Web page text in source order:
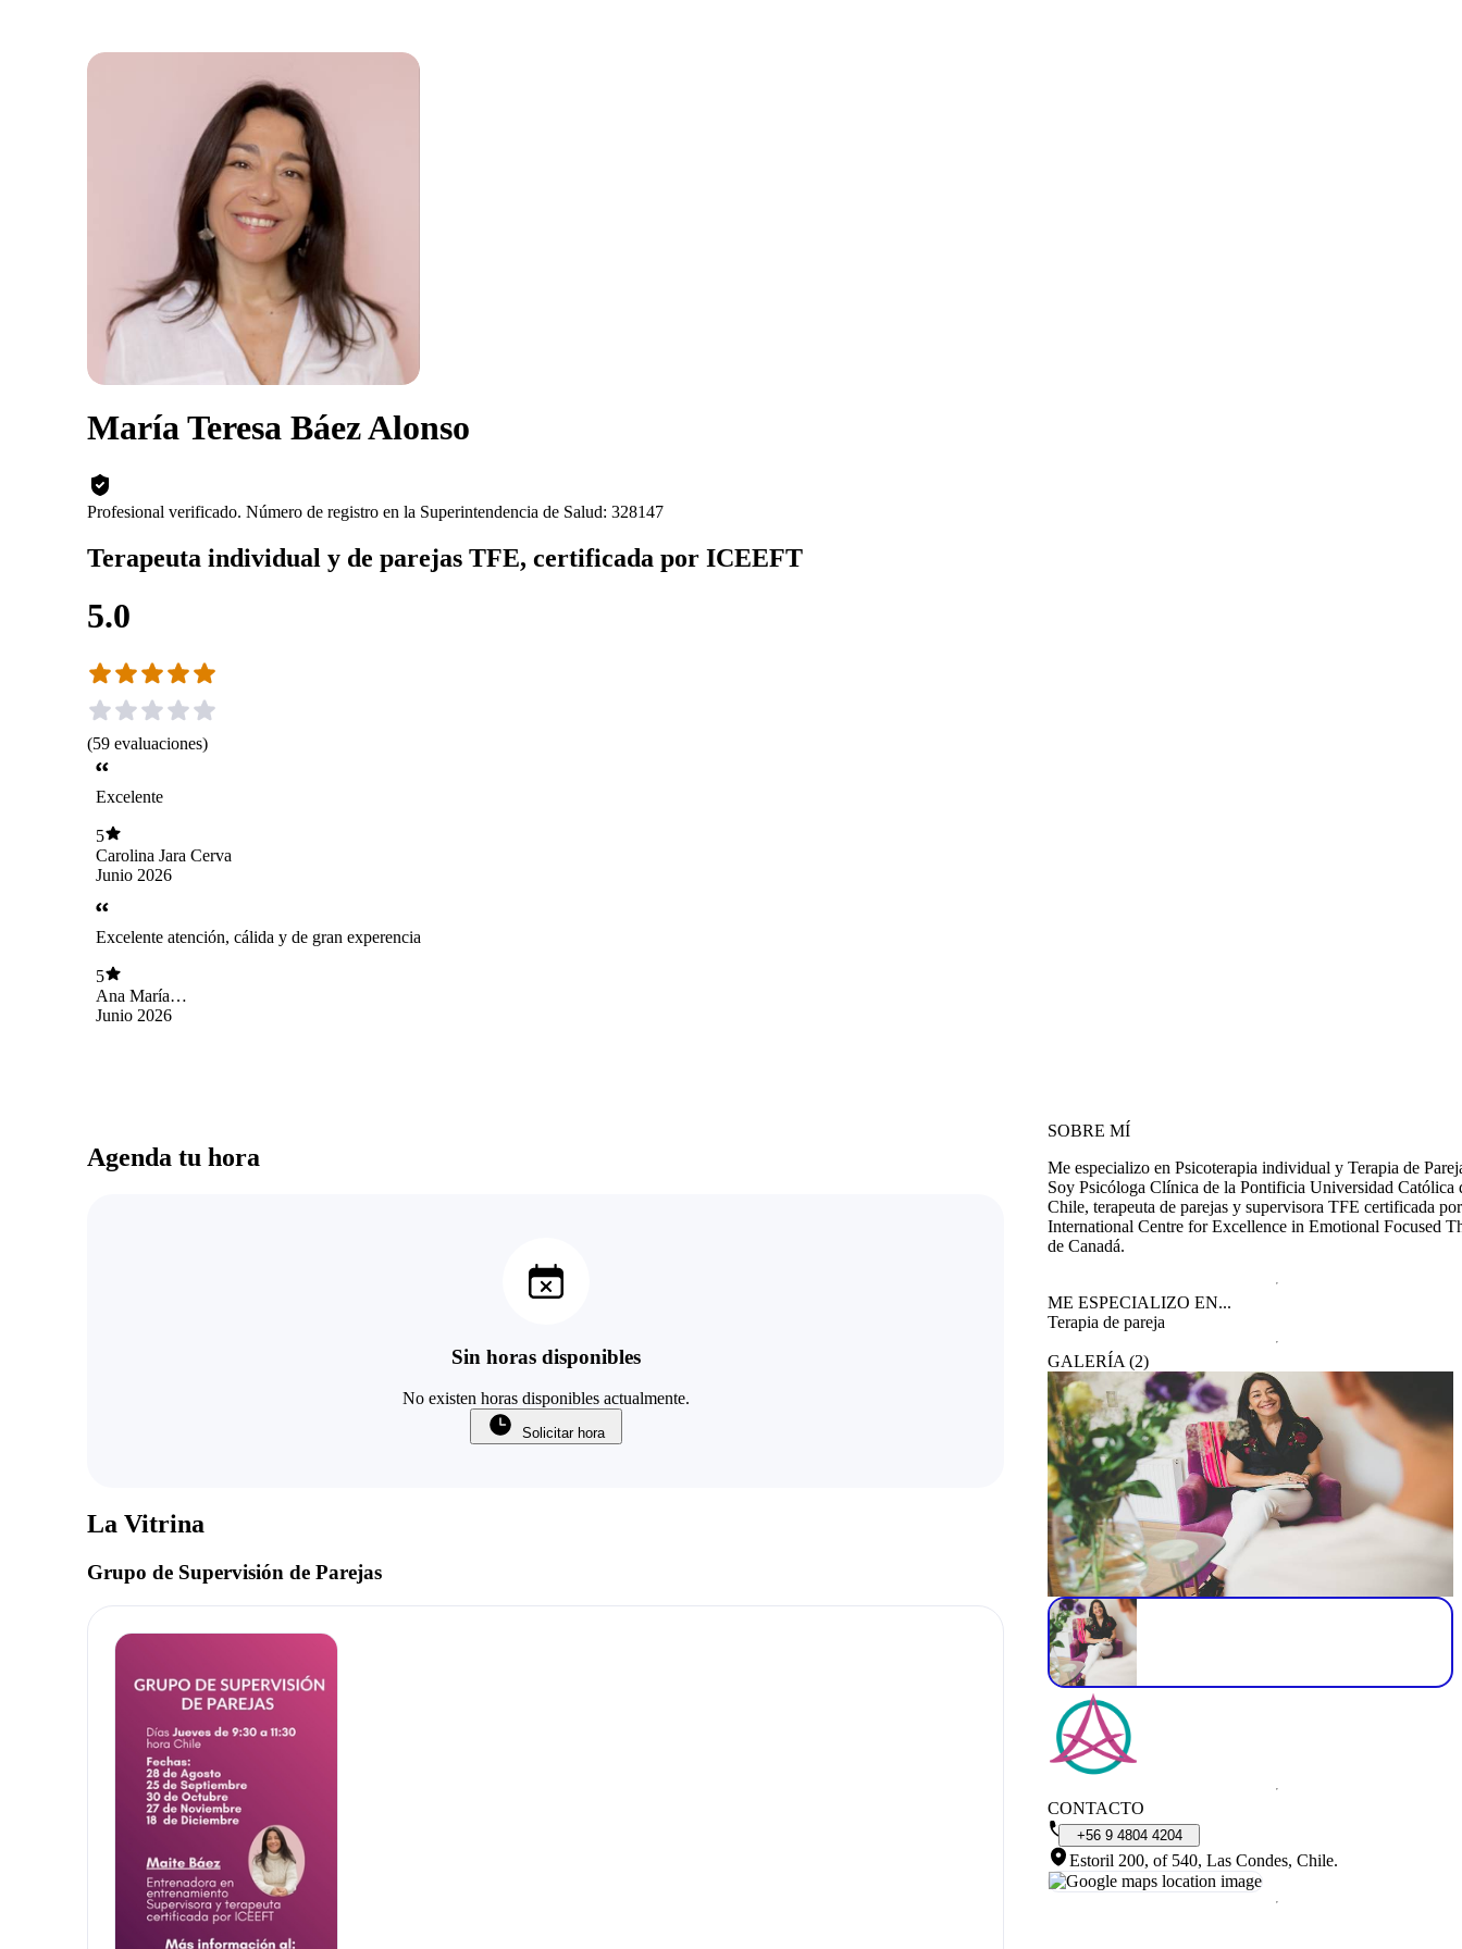
María Teresa Báez Alonso
Profesional verificado. Número de registro en la Superintendencia de Salud: 328147
Terapeuta individual y de parejas TFE, certificada por ICEEFT
5.0
(59 evaluaciones)
Excelente
5
Carolina Jara Cerva
Junio 2026
Excelente atención, cálida y de gran experencia
5
Ana María
Mackenna Ureta
Junio 2026
Agenda tu hora
Sin horas disponibles
No existen horas disponibles actualmente.
Solicitar hora
La Vitrina
Grupo de Supervisión de Parejas
SOBRE MÍ
Me especializo en Psicoterapia individual y Terapia de
Soy Psicóloga Clínica de la Pontificia Universidad Católica
Chile, terapeuta de parejas y supervisora TFE certificada
International Centre for Excellence in Emotional Focused
de Canadá.
ME ESPECIALIZO EN...
Terapia de pareja
GALERÍA (2)
CONTACTO
+56 9 4804 4204
Estoril 200, of 540, Las Condes, Chile.